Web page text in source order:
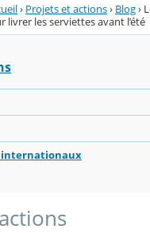
› Projets et actions› Blog›
livrer les serviettes avant l’été
internationaux